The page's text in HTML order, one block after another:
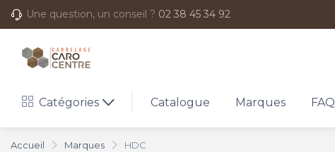
Une question, un conseil ? 02 38 45 34 92
Catégories Catalogue Marques FAQ
Accueil Marques HDC